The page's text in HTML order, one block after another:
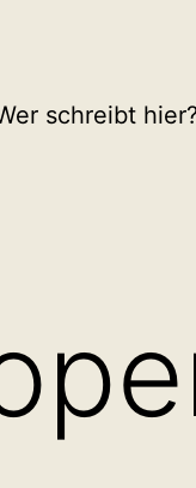
schreibt